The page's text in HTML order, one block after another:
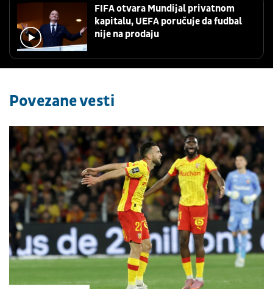
FIFA otvara Mundijal privatnom
kapitalu, UEFA poručuje da fudbal
nije na prodaju
Povezane vesti